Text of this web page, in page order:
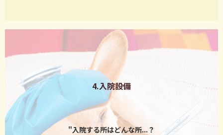
4.入院設備
"入院する所はどんな所...？